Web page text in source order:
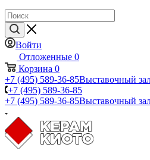
Войти
Отложенные 0
Корзина 0
+7 (495) 589-36-85Выставочный
+7 (495) 589-36-85
+7 (495) 589-36-85Выставочный